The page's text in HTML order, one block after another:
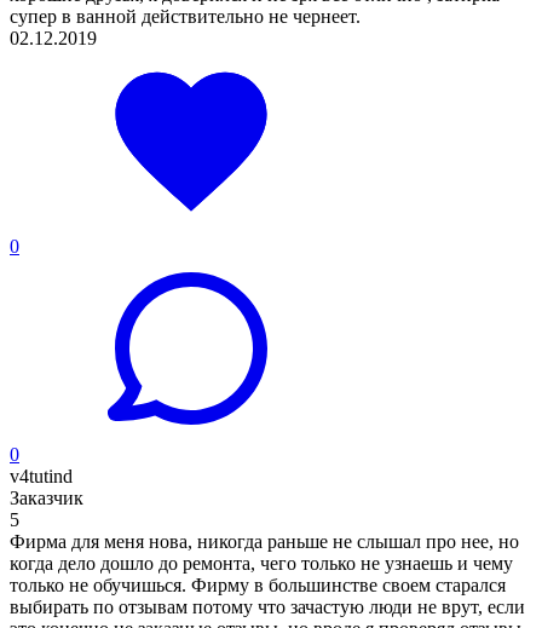
супер в ванной действительно не чернеет.
02.12.2019
0
0
v4tutind
Заказчик
5
Фирма для меня нова, никогда раньше не слышал про нее, но
когда дело дошло до ремонта, чего только не узнаешь и чему
только не обучишься. Фирму в большинстве своем старался
выбирать по отзывам потому что зачастую люди не врут, если